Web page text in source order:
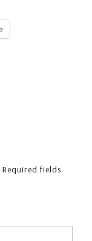
Required fields